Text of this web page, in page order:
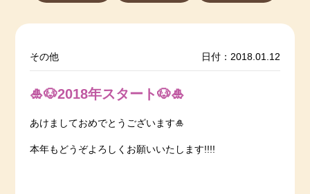
その他 日付：2018.01.12
🎍🐶2018年スタート🐶🎍
あけましておめでとうございます🎍
本年もどうぞよろしくお願いいたします!!!!